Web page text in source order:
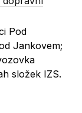
Pod
Jankovem;
složek IZS.